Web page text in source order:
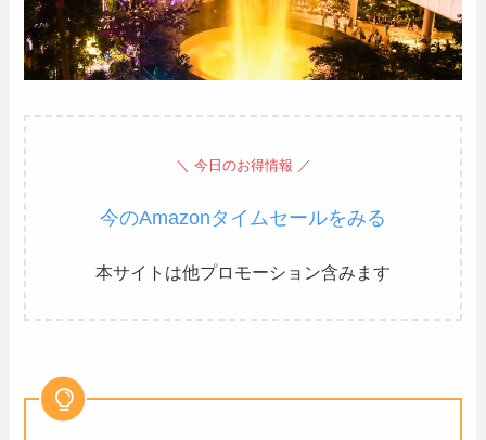
＼ 今日のお得情報 ／
今のAmazonタイムセールをみる
本サイトは他プロモーション含みます